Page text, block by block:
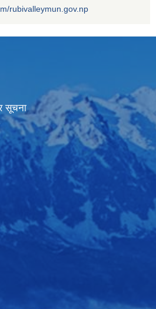
rubivalleymun.gov.np
सूचना